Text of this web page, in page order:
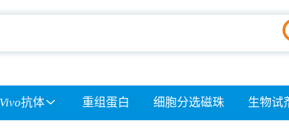
抗体 重组蛋白 细胞分选磁珠 生物试